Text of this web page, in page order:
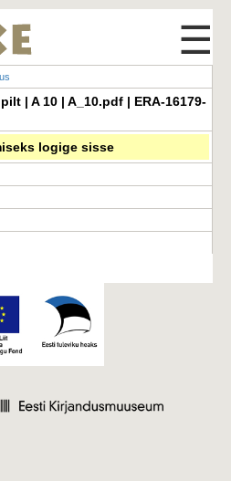
☰
| A 10 | A_10.pdf | ERA-16179-
logige sisse